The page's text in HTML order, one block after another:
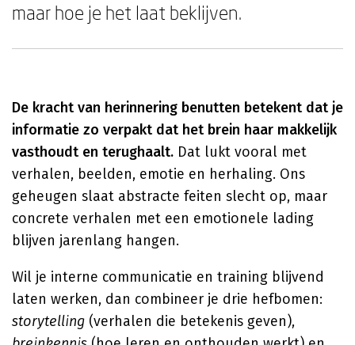
maar hoe je het laat beklijven.
De kracht van herinnering benutten betekent dat je
informatie zo verpakt dat het brein haar makkelijk
vasthoudt en terughaalt. Dat lukt vooral met
verhalen, beelden, emotie en herhaling. Ons
geheugen slaat abstracte feiten slecht op, maar
concrete verhalen met een emotionele lading
blijven jarenlang hangen.
Wil je interne communicatie en training blijvend
laten werken, dan combineer je drie hefbomen:
storytelling (verhalen die betekenis geven),